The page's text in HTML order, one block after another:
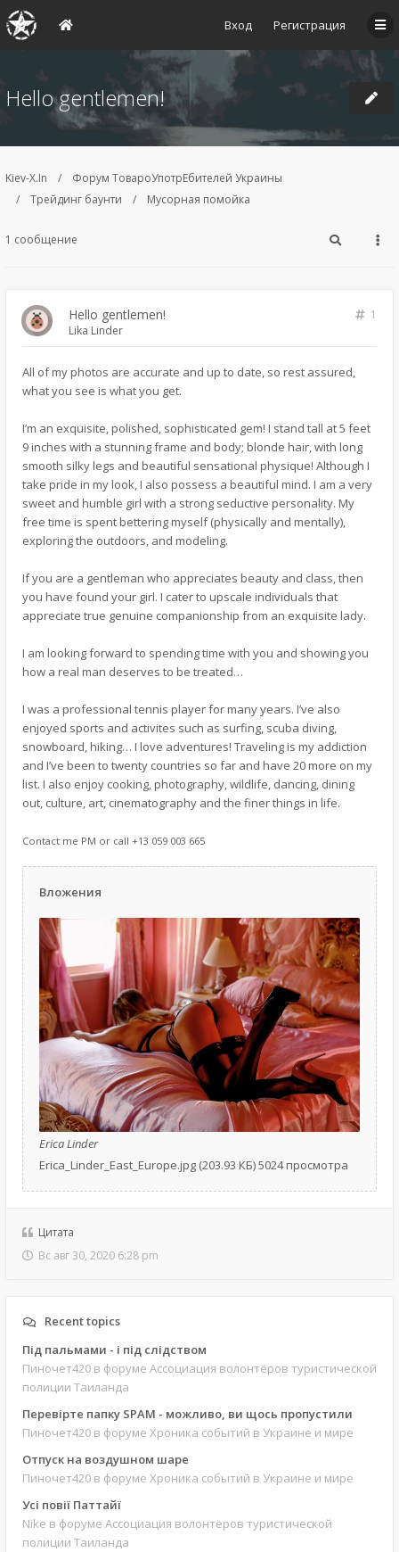
Вход Регистрация
Hello gentlemen!
Kiev-X.In
Форум ТовароУпотрЕбителей Украины
Трейдинг баунти
Мусорная помойка
1 сообщение
Hello gentlemen!
1
Lika Linder
All of my photos are accurate and up to date, so rest assured,
what you see is what you get.
I’m an exquisite, polished, sophisticated gem! I stand tall at 5 feet
9 inches with a stunning frame and body; blonde hair, with long
smooth silky legs and beautiful sensational physique! Although I
take pride in my look, I also possess a beautiful mind. I am a very
sweet and humble girl with a strong seductive personality. My
free time is spent bettering myself (physically and mentally),
exploring the outdoors, and modeling.
If you are a gentleman who appreciates beauty and class, then
you have found your girl. I cater to upscale individuals that
appreciate true genuine companionship from an exquisite lady.
I am looking forward to spending time with you and showing you
how a real man deserves to be treated…
I was a professional tennis player for many years. I’ve also
enjoyed sports and activites such as surfing, scuba diving,
snowboard, hiking… I love adventures! Traveling is my addiction
and I’ve been to twenty countries so far and have 20 more on my
list. I also enjoy cooking, photography, wildlife, dancing, dining
out, culture, art, cinematography and the finer things in life.
Contact me PM or call +13 059 003 665
Вложения
Erica Linder
Erica_Linder_East_Europe.jpg (203.93 КБ) 5024 просмотра
Цитата
Вс авг 30, 2020 6:28 pm
Recent topics
Під пальмами - і під слідством
Пиночет420 в форуме Ассоциация волонтёров туристической
полиции Таиланда
Перевірте папку SPAM - можливо, ви щось пропустили
Пиночет420 в форуме Хроника событий в Украине и мире
Отпуск на воздушном шаре
Пиночет420 в форуме Хроника событий в Украине и мире
Усі повії Паттайї
Nike в форуме Ассоциация волонтёров туристической
полиции Таиланда